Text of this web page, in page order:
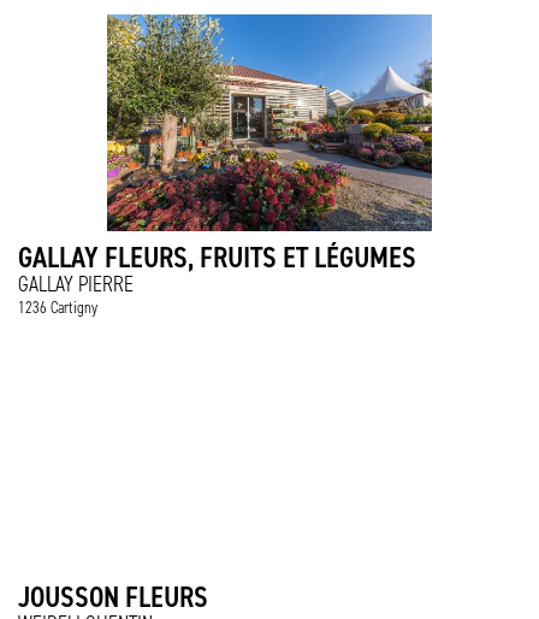
GALLAY FLEURS, FRUITS ET LÉGUMES
GALLAY PIERRE
1236 Cartigny
JOUSSON FLEURS